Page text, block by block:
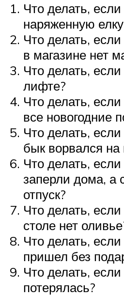
Что делать,
наряженную
Что делать,
в магазине нет
Что делать,
лифте?
Что делать,
все новогодние
Что делать,
бык ворвался на
Что делать,
заперли дома, а
отпуск?
Что делать,
столе нет
Что делать,
пришел без
Что делать,
потерялась?